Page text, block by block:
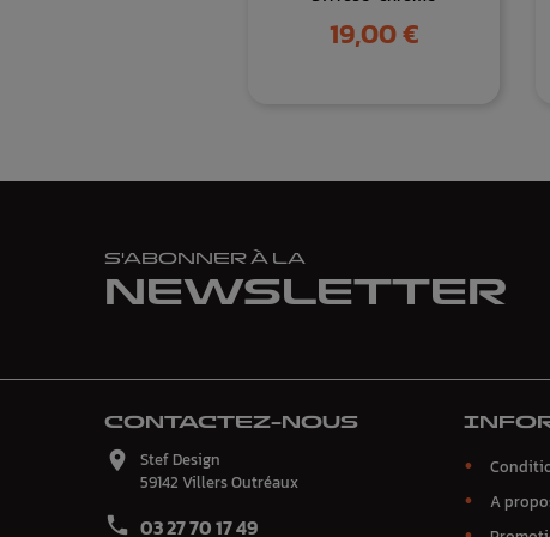
Prix
19,00 €
S'ABONNER À LA
NEWSLETTER
CONTACTEZ-NOUS

Stef Design
59142 Villers Outréaux
 03 27 70 17 49
A